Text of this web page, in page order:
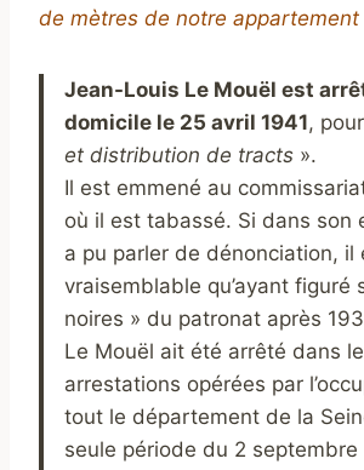
de mètres de notre appartement
Jean-Louis Le Mouël est
domicile le 25 avril 1941,
et distribution de tracts ».
Il est emmené au
où il est tabassé. Si dans son
a pu parler de dénonciation, il
vraisemblable qu’ayant figuré
noires » du patronat après
Le Mouël ait été arrêté dans
arrestations opérées par
tout le département de la
seule période du 2 septembre